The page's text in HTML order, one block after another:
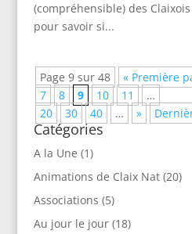
(compréhensible) des
pour savoir si...
Page 9 sur 48 « Première
7
8 9 10 11
…
20
30 40 … »
Catégories
A la Une (1)
Animations de Claix Nat(20)
Associations (5)
Au jour le jour(18)